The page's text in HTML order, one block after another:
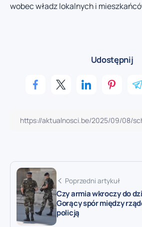
wobec władz lokalnych i
Udostępnij
Poprzedni artykuł
Czy armia wkroczy do
Gorący spór między
policją